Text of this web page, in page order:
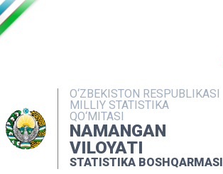
O‘ZBEKISTON RESPUBLIKASI
MILLIY STATISTIKA
QO‘MITASI
NAMANGAN
VILOYATI
STATISTIKA BOSHQARMASI
NASHRLAR
INTERAKTIV XIZMATLAR
MATBUOT XIZMATI
MUROJAATLAR